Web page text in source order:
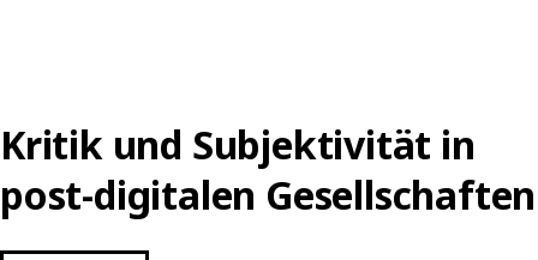
EINE
PERSÖNLICHE
ANAMNESE
Kritik und Subjektivität in
post-digitalen Gesellschaften